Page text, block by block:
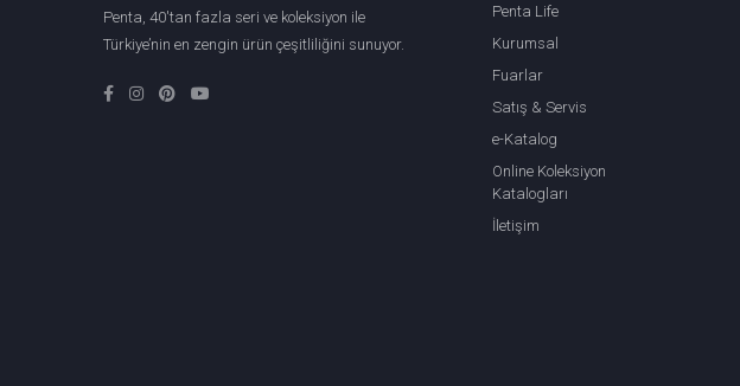
Penta, 40'tan fazla seri ve koleksiyon ile
Türkiye’nin en zengin ürün çeşitliliğini sunuyor.
Penta Life
Kurumsal
Fuarlar
Satış & Servis
e-Katalog
Online Koleksiyon
Katalogları
İletişim